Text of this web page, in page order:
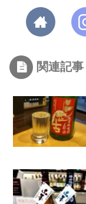
関連記事